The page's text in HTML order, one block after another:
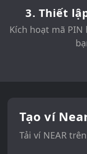
3. Thiết
Kích hoạt mã
Tạo ví
Tải ví NEAR